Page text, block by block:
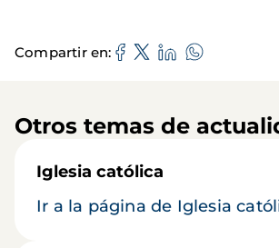
Compartir en
Otros temas de
Iglesia católica
Ir a la página de Iglesia